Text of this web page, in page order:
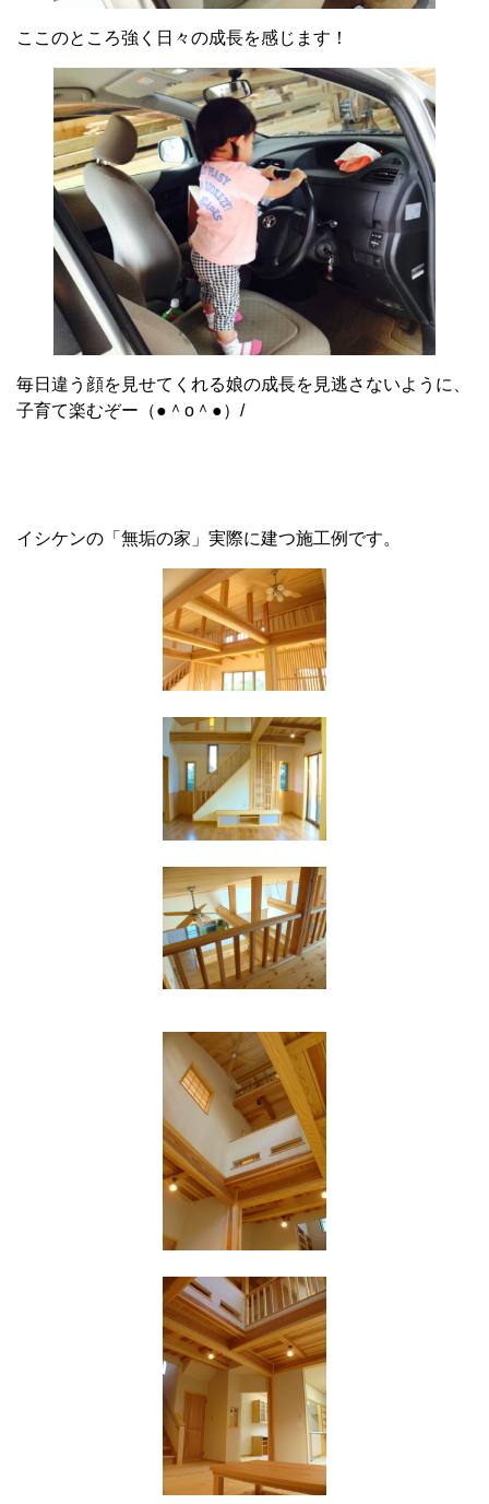
ここのところ強く日々の成長を感じます！
毎日違う顔を見せてくれる娘の成長を見逃さないように、
子育て楽むぞー（●＾o＾●）/
イシケンの「無垢の家」実際に建つ施工例です。